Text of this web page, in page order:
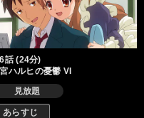
話 (24分)
ハルヒの憂鬱 VI
見放題
あらすじ